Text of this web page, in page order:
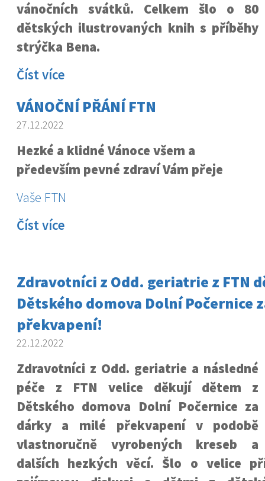
vánočních svátků. Celkem šlo o 80
dětských ilustrovaných knih s příběhy
strýčka Bena.
Číst více
VÁNOČNÍ PŘÁNÍ FTN
27.12.2022
Hezké a klidné Vánoce všem a
především pevné zdraví Vám přeje
Vaše FTN
Číst více
Zdravotníci z Odd. geriatrie z FTN
Dětského domova Dolní Počernice
překvapení!
22.12.2022
Zdravotníci z Odd. geriatrie a následné
péče z FTN velice děkují dětem z
Dětského domova Dolní Počernice za
dárky a milé překvapení v podobě
vlastnoručně vyrobených kreseb a
dalších hezkých věcí. Šlo o velice